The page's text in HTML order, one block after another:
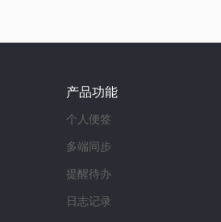
产品功能
个人便签
多端同步
提醒待办
日志记录